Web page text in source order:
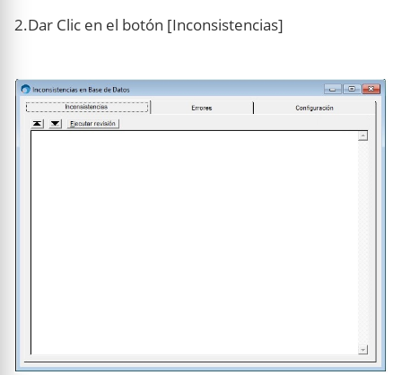
2.Dar Clic en el botón [Inconsistencias]